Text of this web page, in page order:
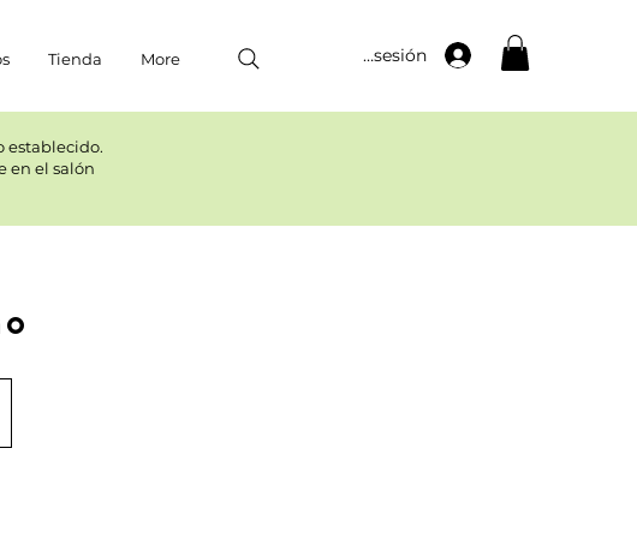
Iniciar sesión
establecido.​
en el salón
Tienda More